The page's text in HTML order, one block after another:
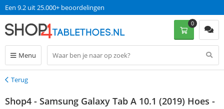
Een 9.2 uit 25.000+ beoordelingen
Menu
0
Terug
Terug
Shop4 - Samsung Galaxy Tab A 10.1 (2019) Hoes -